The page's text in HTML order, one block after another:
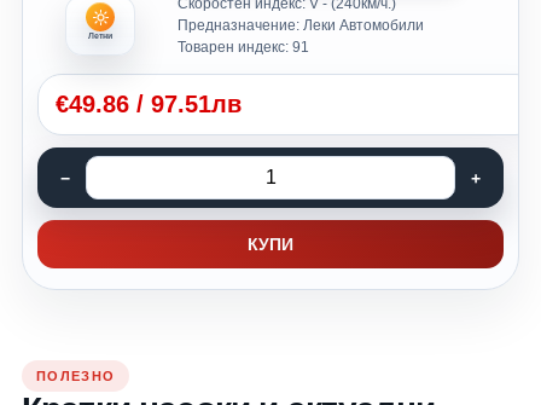
Летни
Скоростен индекс: V - (240км/ч.)
Предназначение: Леки Автомобили
Товарен индекс: 91
€49.86 / 97.51лв
КУПИ
ПОЛЕЗНО